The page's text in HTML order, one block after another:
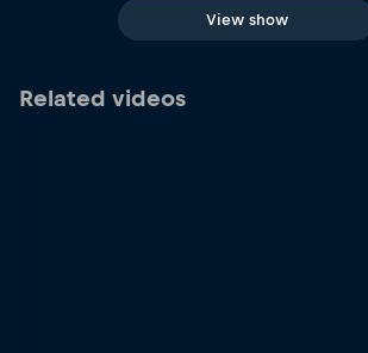
View show
Related videos